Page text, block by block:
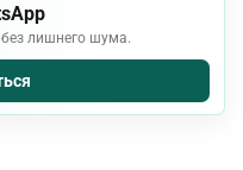
лишнего шума.